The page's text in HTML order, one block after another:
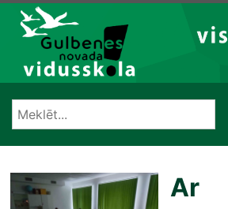
Izlaist
VIS
Ar